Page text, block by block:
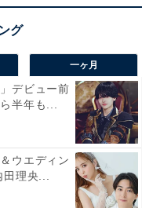
一ヶ月
デビュー前
半年も...
ウエディン
田理央...